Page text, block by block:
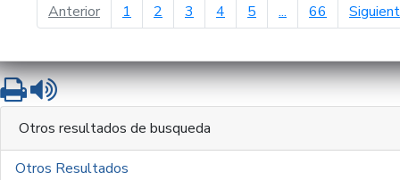
Anteriorpágina anterior
1 2 3 4 5 ... 66
ImprimirLeer contenido
Otros resultados de busqueda
Otros Resultados